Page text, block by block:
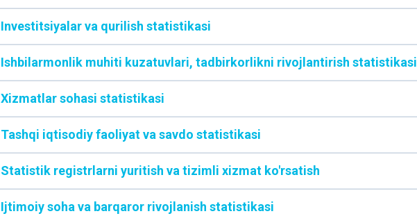
Investitsiyalar va qurilish statistikasi
Ishbilarmonlik muhiti kuzatuvlari, tadbirkorlikni rivojlantirish statistikasi
Xizmatlar sohasi statistikasi
Tashqi iqtisodiy faoliyat va savdo statistikasi
Statistik registrlarni yuritish va tizimli xizmat ko'rsatish
Ijtimoiy soha va barqaror rivojlanish statistikasi